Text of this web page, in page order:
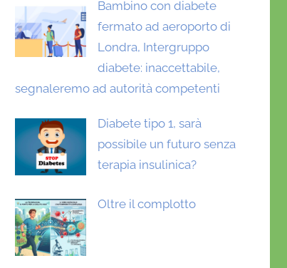
Bambino con diabete
fermato ad aeroporto di
Londra, Intergruppo
diabete: inaccettabile,
segnaleremo ad autorità competenti
Diabete tipo 1, sarà
possibile un futuro senza
terapia insulinica?
Oltre il complotto